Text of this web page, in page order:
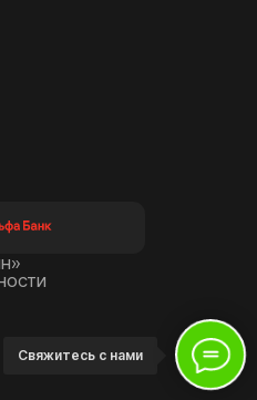
Свяжитесь с нами